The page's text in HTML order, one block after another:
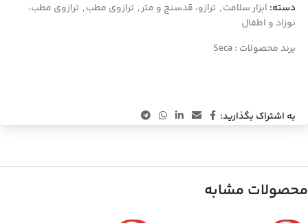
دسته: ابزار سلامت, ترازو، قدسنج و متر, ترازوی مطب, ترازوی مطب،
نوزاد و اطفال
برند محصولات :Seca
به اشتراک بگذارید:
محصولات مشابه